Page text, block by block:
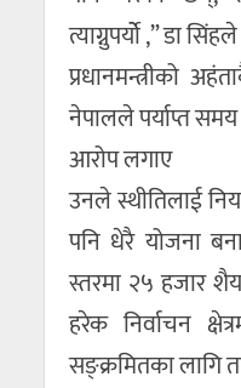
त्याग्नुपर्योे ,” डा
प्रधानमन्त्रीको
नेपालले पर्याप्त
आरोप लगाए
उनले स्थीतिलाई
पनि धेरै योजना
स्तरमा २५ हजार
हरेक निर्वाचन
सङ्क्रमितका लागि